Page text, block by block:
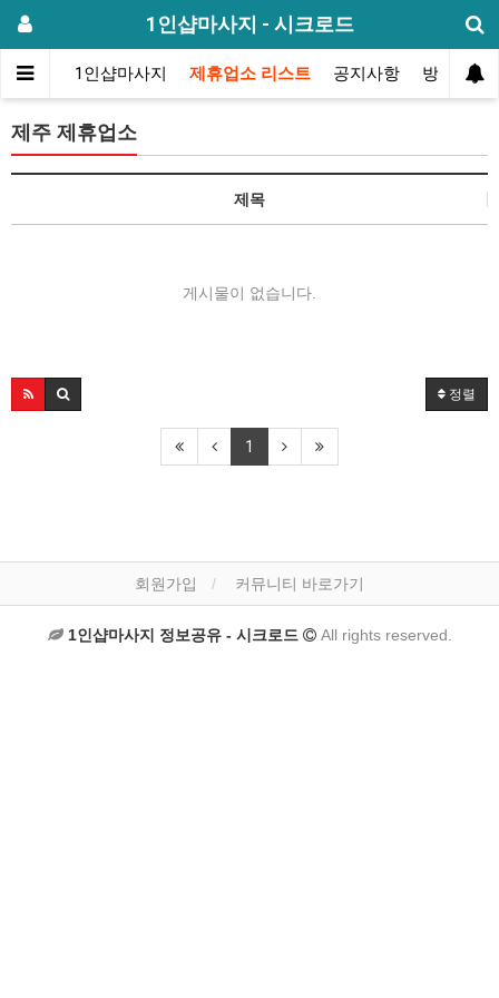
1인샵마사지 - 시크로드
메인 1인샵마사지 제휴업소 리스트 공지사항 방문후기
제주 제휴업소
제목
게시물이 없습니다.
정렬
1
회원가입 커뮤니티 바로가기
1인샵마사지 정보공유 - 시크로드 All rights reserved.